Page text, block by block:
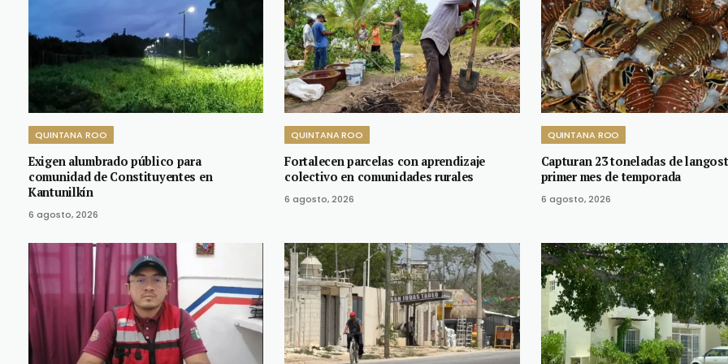
QUINTANA ROO
Exigen alumbrado público para
comunidad de Constituyentes en
Kantunilkín
6 agosto, 2026
QUINTANA ROO
Fortalecen parcelas con aprendizaje
colectivo en comunidades rurales
6 agosto, 2026
QUINTANA ROO
Capturan 23 toneladas de
primer mes de temporada
6 agosto, 2026